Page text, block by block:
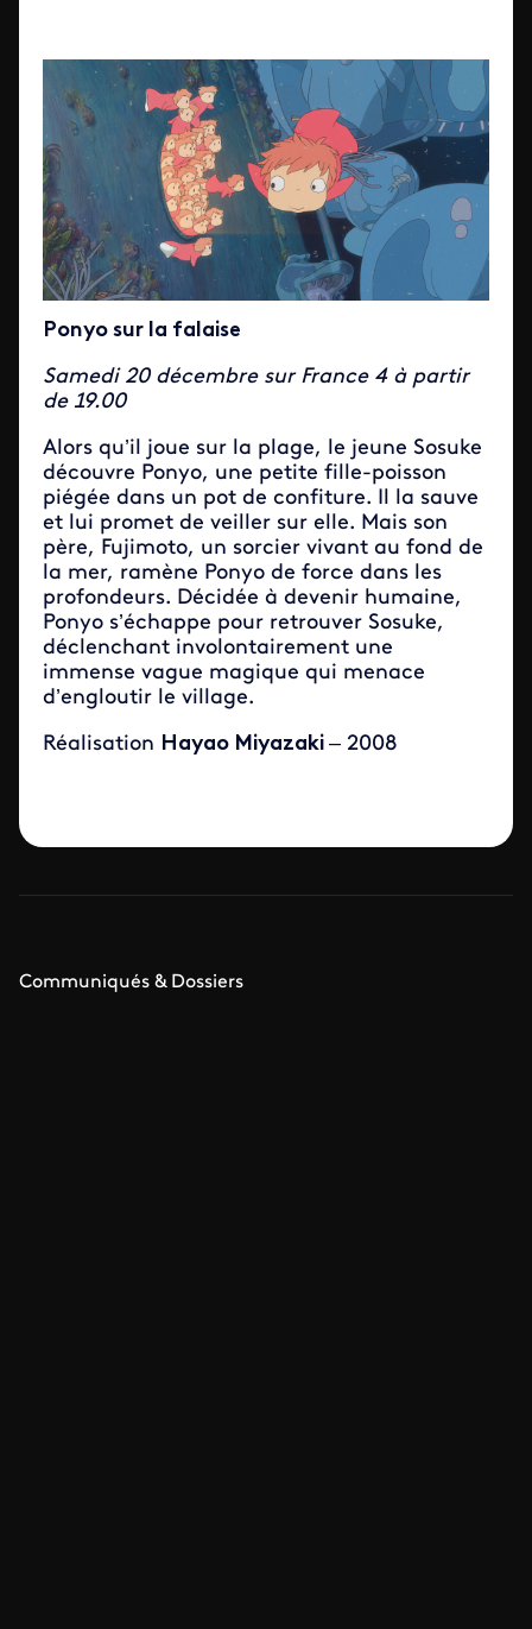
Ponyo sur la falaise
Samedi 20 décembre sur France 4 à partir
de 19.00
Alors qu’il joue sur la plage, le jeune Sosuke
découvre Ponyo, une petite fille-poisson
piégée dans un pot de confiture. Il la sauve
et lui promet de veiller sur elle. Mais son
père, Fujimoto, un sorcier vivant au fond de
la mer, ramène Ponyo de force dans les
profondeurs. Décidée à devenir humaine,
Ponyo s’échappe pour retrouver Sosuke,
déclenchant involontairement une
immense vague magique qui menace
d’engloutir le village.
Réalisation Hayao Miyazaki – 2008
Communiqués & Dossiers